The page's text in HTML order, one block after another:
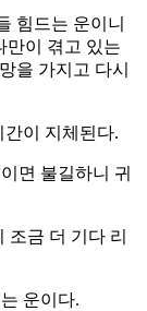
힘드는 운이니
만이 겪고 있는
을 가지고 다시
이 지체된다.
면 불길하니 귀
조금 더 기다 리
운이다.